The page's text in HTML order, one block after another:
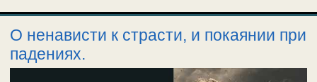
О ненависти к страсти, и покаянии при
падениях.